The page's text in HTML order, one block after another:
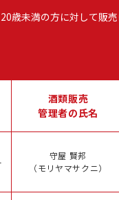
歳未満の方に対して販
酒類販売
管理者の氏名
守屋 賢邦
（モリヤマサクニ）